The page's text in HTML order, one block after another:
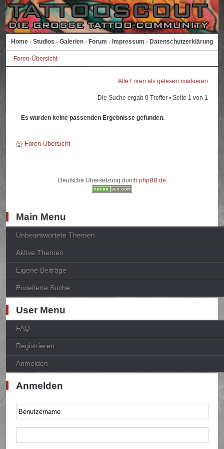
Home - Studios - Galerien - Forum - Impressum - Datenschutzerklärung
Foren-Übersicht
Alle Foren als gelesen markieren
Die Suche ergab 0 Treffer • Seite 1 von 1
Es wurden keine passenden Ergebnisse gefunden.
Foren-Übersicht
Deutsche Übersetzung durch phpBB.de
Main Menu
Unbeantwortete Themen
Aktive Themen
Eigene Beiträge
Erweiterte Suche
User Menu
FAQ
Registrieren
Anmelden
Anmelden